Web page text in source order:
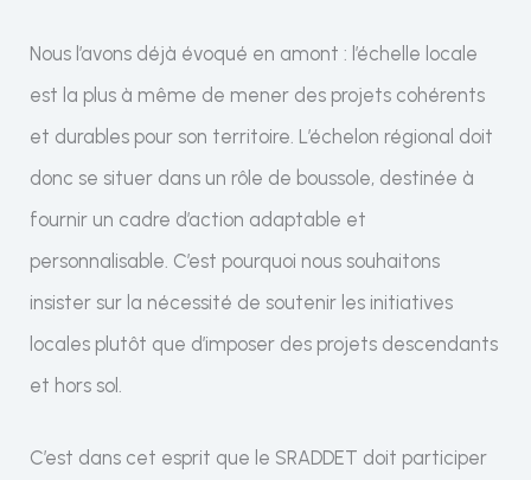
Nous l’avons déjà évoqué en amont : l’échelle locale
est la plus à même de mener des projets cohérents
et durables pour son territoire. L’échelon régional doit
donc se situer dans un rôle de boussole, destinée à
fournir un cadre d’action adaptable et
personnalisable. C’est pourquoi nous souhaitons
insister sur la nécessité de soutenir les initiatives
locales plutôt que d’imposer des projets descendants
et hors sol.
C’est dans cet esprit que le SRADDET doit participer